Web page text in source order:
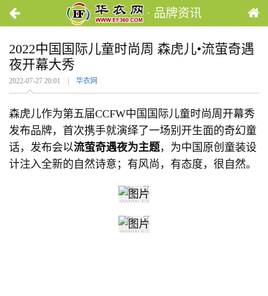
· 品牌资讯
2022中国国际儿童时尚周 森虎儿•流萤奇遇
夜开幕大秀
2022-07-27 20:01 | 华衣网
森虎儿作为第五届CCFW中国国际儿童时尚周开幕秀
发布品牌，首次携手就演绎了一场别开生面的奇幻童
话，发布会以流萤奇遇夜为主题，为中国原创童装设
计注入全新的自然诗意；有风尚，有态度，很自然。